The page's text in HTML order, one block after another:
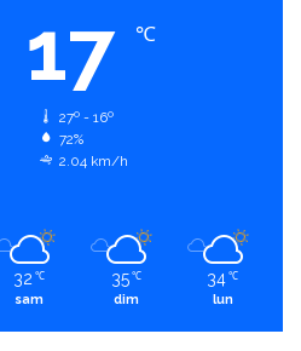
17 ℃
27º - 16º
72%
2.04 km/h
32 ℃
sam
35 ℃
dim
34 ℃
lun